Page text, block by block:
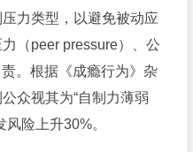
力类型，以避免被动应
（peer pressure）、公
。根据《成瘾行为》杂
众视其为“自制力薄弱
险上升30%。